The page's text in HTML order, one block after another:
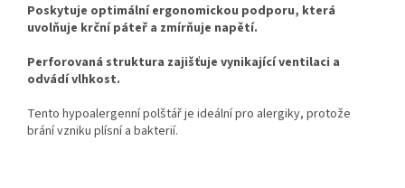
Poskytuje optimální ergonomickou podporu, která
uvolňuje krční páteř a zmírňuje napětí.
Perforovaná struktura zajišťuje vynikající ventilaci a
odvádí vlhkost.
Tento hypoalergenní polštář je ideální pro alergiky, protože
brání vzniku plísní a bakterií.